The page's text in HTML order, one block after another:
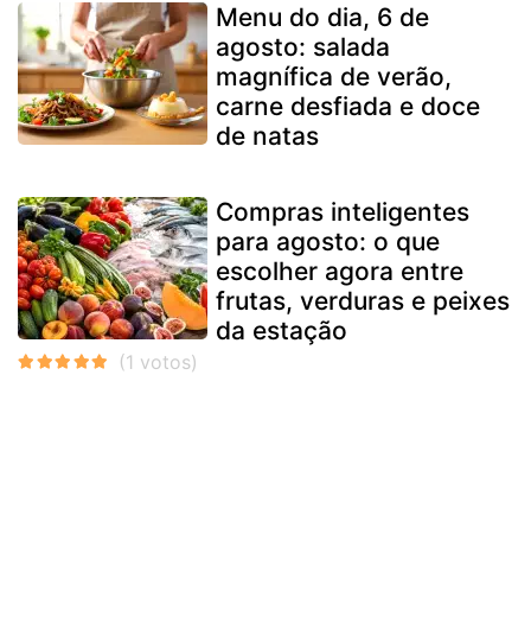
Menu do dia, 6 de
agosto: salada
magnífica de verão,
carne desfiada e doce
de natas
Compras inteligentes
para agosto: o que
escolher agora entre
frutas, verduras e peixes
da estação